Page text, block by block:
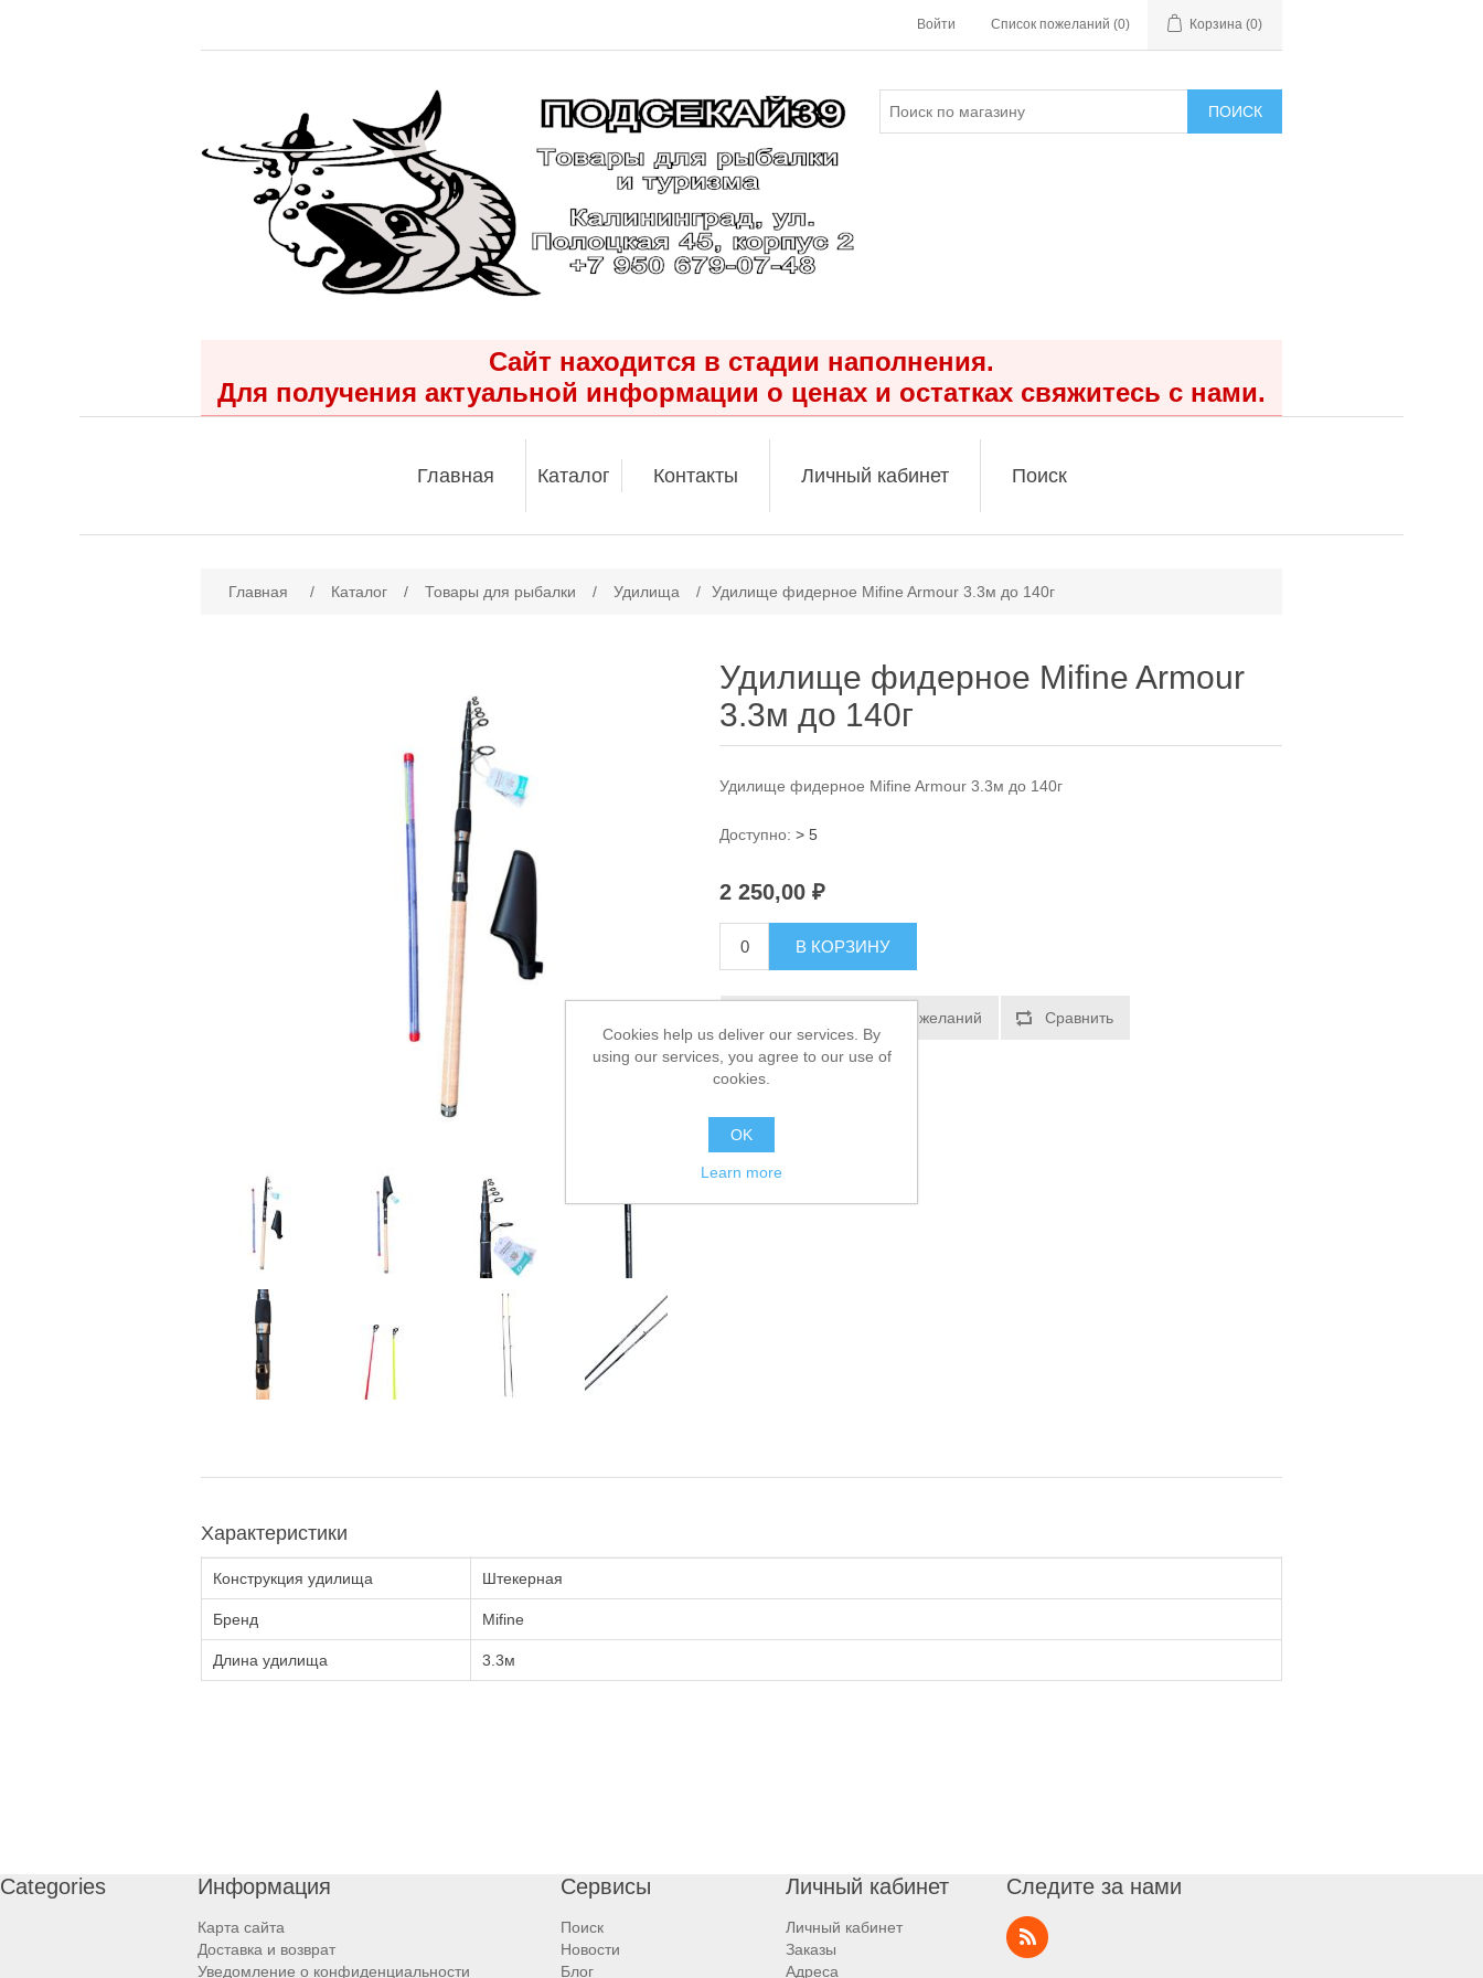
Войти Список пожеланий (0) Корзина (0)
ПОИСК
Сайт находится в стадии наполнения.
Для получения актуальной информации о ценах и остатках свяжитесь с нами.
Главная Каталог Контакты Личный кабинет Поиск
Главная / Каталог / Товары для рыбалки / Удилища / Удилище фидерное Mifine Armour 3.3м до 140г
Удилище фидерное Mifine Armour
3.3м до 140г
Удилище фидерное Mifine Armour 3.3м до 140г
Доступно: > 5
2 250,00 ₽
В КОРЗИНУ
Добавить в список пожеланий Сравнить
Сообщить другу
Характеристики
Конструкция удилища Штекерная
Бренд Mifine
Длина удилища 3.3м
Categories Информация
Карта сайта
Доставка и возврат
Уведомление о конфиденциальности
Сервисы
Поиск
Новости
Блог
Личный кабинет
Личный кабинет
Заказы
Адреса
Следите за нами
Cookies help us deliver our services. By
using our services, you agree to our use of
cookies.
OK
Learn more